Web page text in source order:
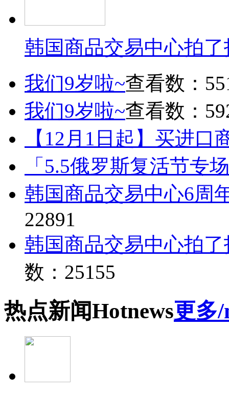
韩国商品交易中心拍
我们9岁啦~查看数：
我们9岁啦~查看数：
【12月1日起】买进口
「5.5俄罗斯复活节专
韩国商品交易中心6周
22891
韩国商品交易中心拍
数：25155
热点新闻Hotnews更多